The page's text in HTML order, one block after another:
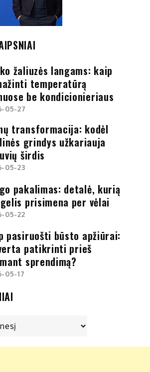
žaliuzės langams: kaip
temperatūrą
be kondicionieriaus
05-27
transformacija: kodėl
grindys užkariauja
širdis
05-23
pakalimas: detalė, kurią
prisimena per vėlai
05-22
pasiruošti būsto apžiūrai:
patikrinti prieš
sprendimą?
05-17